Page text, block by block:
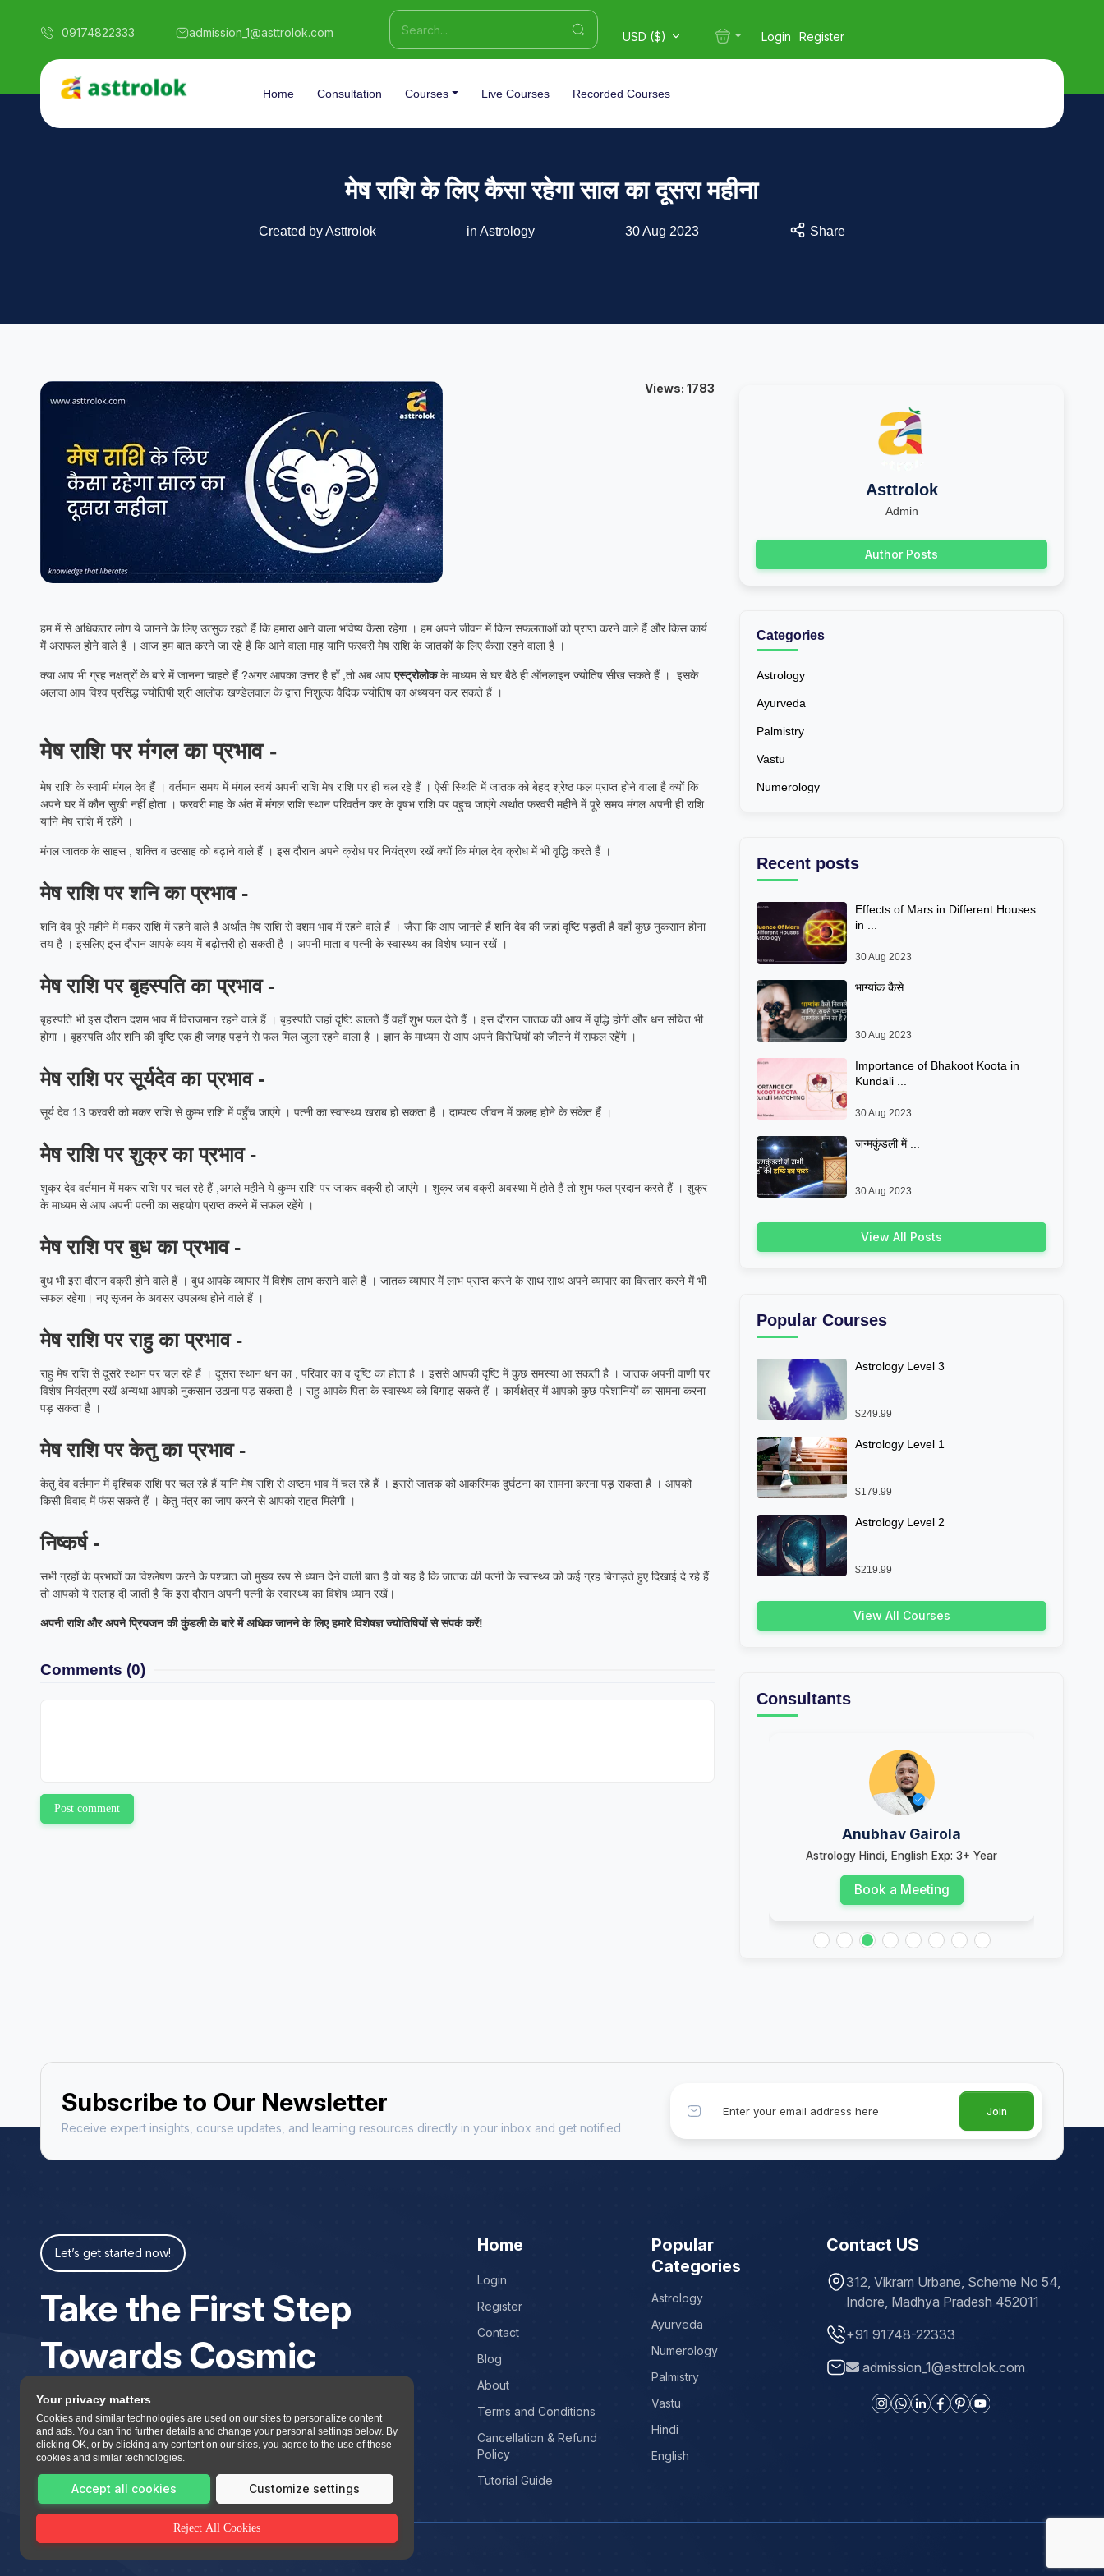
09174822333 admission_1@asttrolok.com USD ($) Login Register
Home Consultation Courses Live Courses Recorded Courses
मेष राशि के लिए कैसा रहेगा साल का दूसरा महीना
Created byAsttrolok in Astrology 30 Aug 2023 Share
Views: 1783
हम में से अधिकतर लोग ये जानने के लिए उत्सुक रहते हैं कि हमारा आने वाला भविष्य कैसा रहेगा । हम अपने जीवन में किन सफलताओं को प्राप्त करने वाले हैं और किस कार्य
में असफल होने वाले हैं । आज हम बात करने जा रहे हैं कि आने वाला माह यानि फरवरी मेष राशि के जातकों के लिए कैसा रहने वाला है ।
क्या आप भी ग्रह नक्षत्रों के बारे में जानना चाहते हैं ?अगर आपका उत्तर है हाँ ,तो अब आपएस्ट्रोलोकके माध्यम से घर बैठे ही ऑनलाइन ज्योतिष सीख सकते हैं । इसके
अलावा आप विश्व प्रसिद्ध ज्योतिषी श्री आलोक खण्डेलवाल के द्वारा निशुल्क वैदिक ज्योतिष का अध्ययन कर सकते हैं ।
मेष राशि पर मंगल का प्रभाव -
मेष राशि के स्वामी मंगल देव हैं । वर्तमान समय में मंगल स्वयं अपनी राशि मेष राशि पर ही चल रहे हैं । ऐसी स्थिति में जातक को बेहद श्रेष्ठ फल प्राप्त होने वाला है क्यों कि
अपने घर में कौन सुखी नहीं होता । फरवरी माह के अंत में मंगल राशि स्थान परिवर्तन कर के वृषभ राशि पर पहुच जाएंगे अर्थात फरवरी महीने में पूरे समय मंगल अपनी ही राशि
यानि मेष राशि में रहेंगे ।
मंगल जातक के साहस , शक्ति व उत्साह को बढ़ाने वाले हैं । इस दौरान अपने क्रोध पर नियंत्रण रखें क्यों कि मंगल देव क्रोध में भी वृद्धि करते हैं ।
मेष राशि पर शनि का प्रभाव -
शनि देव पूरे महीने में मकर राशि में रहने वाले हैं अर्थात मेष राशि से दशम भाव में रहने वाले हैं । जैसा कि आप जानते हैं शनि देव की जहां दृष्टि पड़ती है वहाँ कुछ नुकसान होना
तय है । इसलिए इस दौरान आपके व्यय में बढ़ोत्तरी हो सकती है । अपनी माता व पत्नी के स्वास्थ्य का विशेष ध्यान रखें ।
मेष राशि पर बृहस्पति का प्रभाव -
बृहस्पति भी इस दौरान दशम भाव में विराजमान रहने वाले हैं । बृहस्पति जहां दृष्टि डालते हैं वहाँ शुभ फल देते हैं । इस दौरान जातक की आय में वृद्धि होगी और धन संचित भी
होगा । बृहस्पति और शनि की दृष्टि एक ही जगह पड़ने से फल मिल जुला रहने वाला है । ज्ञान के माध्यम से आप अपने विरोधियों को जीतने में सफल रहेंगे ।
मेष राशि पर सूर्यदेव का प्रभाव -
सूर्य देव 13 फरवरी को मकर राशि से कुम्भ राशि में पहुँच जाएंगे । पत्नी का स्वास्थ्य खराब हो सकता है । दाम्पत्य जीवन में कलह होने के संकेत हैं ।
मेष राशि पर शुक्र का प्रभाव -
शुक्र देव वर्तमान में मकर राशि पर चल रहे हैं ,अगले महीने ये कुम्भ राशि पर जाकर वक्री हो जाएंगे । शुक्र जब वक्री अवस्था में होते हैं तो शुभ फल प्रदान करते हैं । शुक्र
के माध्यम से आप अपनी पत्नी का सहयोग प्राप्त करने में सफल रहेंगे ।
मेष राशि पर बुध का प्रभाव -
बुध भी इस दौरान वक्री होने वाले हैं । बुध आपके व्यापार में विशेष लाभ कराने वाले हैं । जातक व्यापार में लाभ प्राप्त करने के साथ साथ अपने व्यापार का विस्तार करने में भी
सफल रहेगा। नए सृजन के अवसर उपलब्ध होने वाले हैं ।
मेष राशि पर राहु का प्रभाव -
राहु मेष राशि से दूसरे स्थान पर चल रहे हैं । दूसरा स्थान धन का , परिवार का व दृष्टि का होता है । इससे आपकी दृष्टि में कुछ समस्या आ सकती है । जातक अपनी वाणी पर
विशेष नियंत्रण रखें अन्यथा आपको नुकसान उठाना पड़ सकता है । राहु आपके पिता के स्वास्थ्य को बिगाड़ सकते हैं । कार्यक्षेत्र में आपको कुछ परेशानियों का सामना करना
पड़ सकता है ।
मेष राशि पर केतु का प्रभाव -
केतु देव वर्तमान में वृश्चिक राशि पर चल रहे हैं यानि मेष राशि से अष्टम भाव में चल रहे हैं । इससे जातक को आकस्मिक दुर्घटना का सामना करना पड़ सकता है । आपको
किसी विवाद में फंस सकते हैं । केतु मंत्र का जाप करने से आपको राहत मिलेगी ।
निष्कर्ष -
सभी ग्रहों के प्रभावों का विश्लेषण करने के पश्चात जो मुख्य रूप से ध्यान देने वाली बात है वो यह है कि जातक की पत्नी के स्वास्थ्य को कई ग्रह बिगाड़ते हुए दिखाई दे रहे हैं
तो आपको ये सलाह दी जाती है कि इस दौरान अपनी पत्नी के स्वास्थ्य का विशेष ध्यान रखें।
अपनी राशि और अपने प्रियजन की कुंडली के बारे में अधिक जानने के लिए हमारे विशेषज्ञ ज्योतिषियों से संपर्क करें!
Comments (0)
Post comment
Asttrolok
Admin
Author Posts
Categories
Astrology
Ayurveda
Palmistry
Vastu
Numerology
Recent posts
Effects of Mars in Different Houses
in ...
30 Aug 2023
भाग्यांक कैसे ...
30 Aug 2023
Importance of Bhakoot Koota in
Kundali ...
30 Aug 2023
जन्मकुंडली में ...
30 Aug 2023
View All Posts
Popular Courses
Astrology Level 3
$249.99
Astrology Level 1
$179.99
Astrology Level 2
$219.99
View All Courses
Consultants
Anubhav Gairola
Astrology Hindi, English Exp: 3+ Year
Book a Meeting
Subscribe to Our Newsletter
Receive expert insights, course updates, and learning resources directly in your inbox and get notified
Join
Let’s get started now!
Take the First Step
Towards Cosmic
Home
Login
Register
Contact
Blog
About
Terms and Conditions
Cancellation & Refund
Policy
Tutorial Guide
Popular
Categories
Astrology
Ayurveda
Numerology
Palmistry
Vastu
Hindi
English
Contact US
312, Vikram Urbane, Scheme No 54,
Indore, Madhya Pradesh 452011
+91 91748-22333
admission_1@asttrolok.com
Your privacy matters
Cookies and similar technologies are used on our sites to personalize content
and ads. You can find further details and change your personal settings below. By
clicking OK, or by clicking any content on our sites, you agree to the use of these
cookies and similar technologies.
Accept all cookies Customize settings
Reject All Cookies